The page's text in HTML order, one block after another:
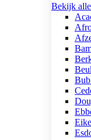
Bekijk